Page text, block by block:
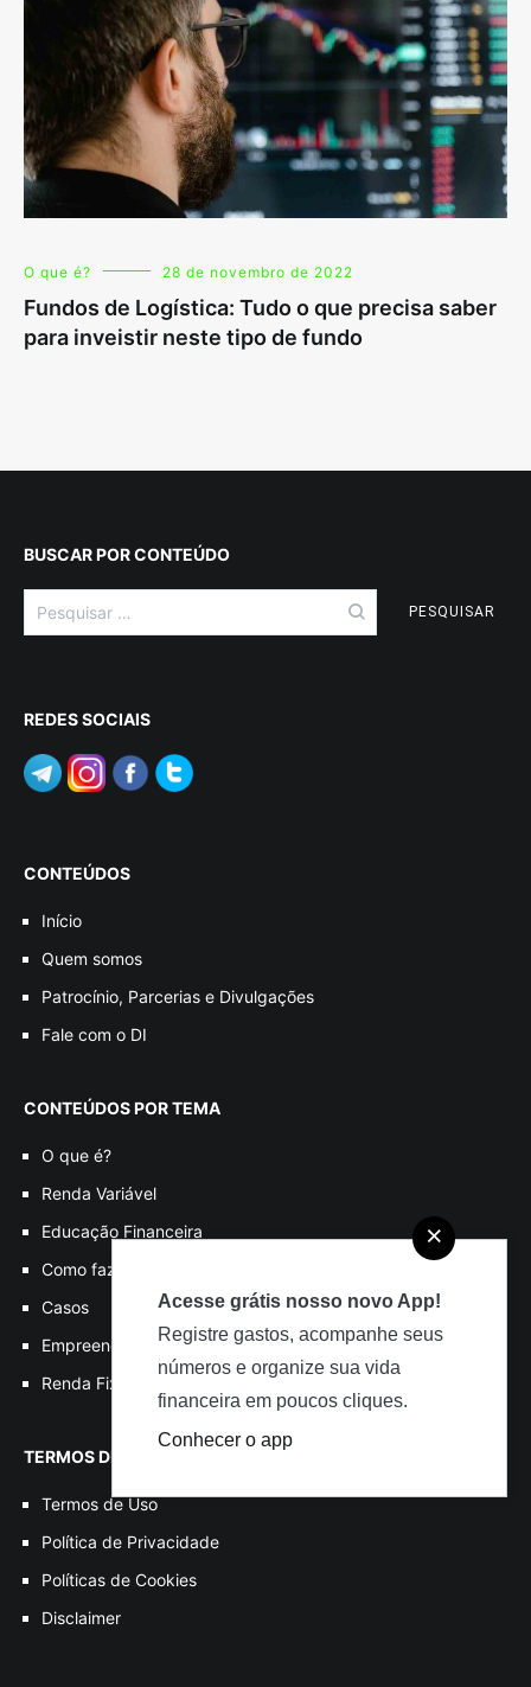
O que é? 28 de novembro de 2022
Fundos de Logística: Tudo o que precisa saber
para inveistir neste tipo de fundo
BUSCAR POR CONTEÚDO
por:
REDES SOCIAIS
CONTEÚDOS
Início
Quem somos
Patrocínio, Parcerias e Divulgações
Fale com o DI
CONTEÚDOS POR TEMA
O que é?
Renda Variável
Educação Financeira
Como fazer?
Casos
Empreendedorismo
Renda Fixa
TERMOS DE USO
Termos de Uso
Política de Privacidade
Políticas de Cookies
Disclaimer
×
Acesse grátis nosso novo App!
Registre gastos, acompanhe seus
números e organize sua vida
financeira em poucos cliques.
Conhecer o app